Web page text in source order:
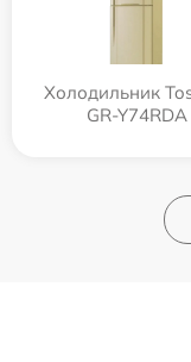
Холодильник
GR-Y74RDA